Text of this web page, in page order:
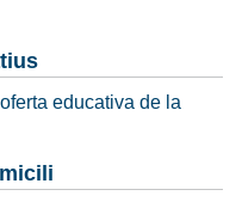
educativa de la